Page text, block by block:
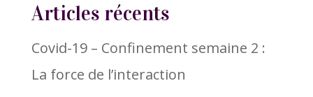
Articles récents
Covid-19 – Confinement semaine 2 :
La force de l’interaction